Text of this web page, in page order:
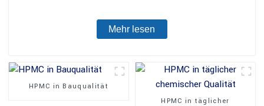
Mehr lesen
HPMC in Bauqualität
HPMC in täglicher